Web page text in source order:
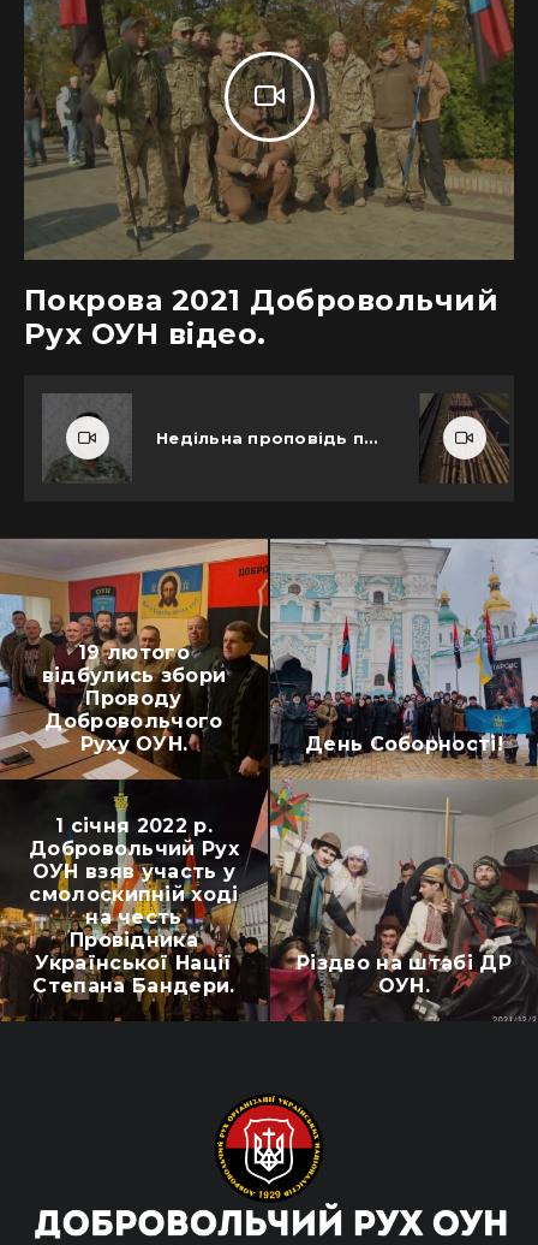
Покрова 2021 Добровольчий
Рух ОУН відео.
Недільна проповідь про вчорашнє православне свято Макковія капелана Ігоря Плохого.
19 лютого
відбулись збори
Проводу
Добровольчого
Руху ОУН.
День Соборності!
1 січня 2022 р.
Добровольчий Рух
ОУН взяв участь у
смолоскипній ході
на честь
Провідника
Української Нації
Степана Бандери.
Різдво на штабі ДР
ОУН.